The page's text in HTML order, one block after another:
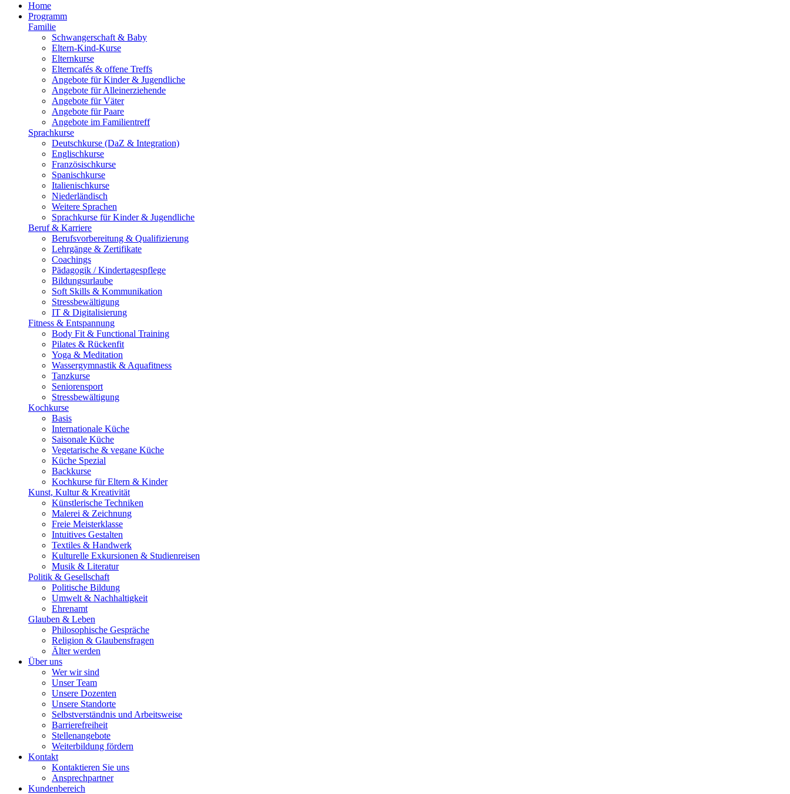
Home
Programm
Familie
Schwangerschaft & Baby
Eltern-Kind-Kurse
Elternkurse
Elterncafés & offene Treffs
Angebote für Kinder & Jugendliche
Angebote für Alleinerziehende
Angebote für Väter
Angebote für Paare
Angebote im Familientreff
Sprachkurse
Deutschkurse (DaZ & Integration)
Englischkurse
Französischkurse
Spanischkurse
Italienischkurse
Niederländisch
Weitere Sprachen
Sprachkurse für Kinder & Jugendliche
Beruf & Karriere
Berufsvorbereitung & Qualifizierung
Lehrgänge & Zertifikate
Coachings
Pädagogik / Kindertagespflege
Bildungsurlaube
Soft Skills & Kommunikation
Stressbewältigung
IT & Digitalisierung
Fitness & Entspannung
Body Fit & Functional Training
Pilates & Rückenfit
Yoga & Meditation
Wassergymnastik & Aquafitness
Tanzkurse
Seniorensport
Stressbewältigung
Kochkurse
Basis
Internationale Küche
Saisonale Küche
Vegetarische & vegane Küche
Küche Spezial
Backkurse
Kochkurse für Eltern & Kinder
Kunst, Kultur & Kreativität
Künstlerische Techniken
Malerei & Zeichnung
Freie Meisterklasse
Intuitives Gestalten
Textiles & Handwerk
Kulturelle Exkursionen & Studienreisen
Musik & Literatur
Politik & Gesellschaft
Politische Bildung
Umwelt & Nachhaltigkeit
Ehrenamt
Glauben & Leben
Philosophische Gespräche
Religion & Glaubensfragen
Älter werden
Über uns
Wer wir sind
Unser Team
Unsere Dozenten
Unsere Standorte
Selbstverständnis und Arbeitsweise
Barrierefreiheit
Stellenangebote
Weiterbildung fördern
Kontakt
Kontaktieren Sie uns
Ansprechpartner
Kundenbereich